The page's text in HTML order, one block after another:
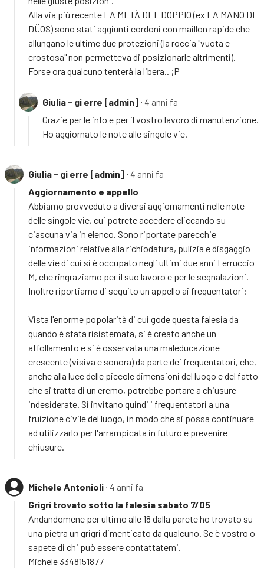
Alla via più recente LA METÀ DEL DOPPIO (ex LA MANO DE
DÜOS) sono stati aggiunti cordoni con maillon rapide che
allungano le ultime due protezioni (la roccia "vuota e
crostosa" non permetteva di posizionarle altrimenti).
Forse ora qualcuno tenterà la libera.. ;P
Giulia - gi erre [admin] ∙ 4 anni fa
Grazie per le info e per il vostro lavoro di manutenzione.
Ho aggiornato le note alle singole vie.
Giulia - gi erre [admin] ∙ 4 anni fa
Aggiornamento e appello
Abbiamo provveduto a diversi aggiornamenti nelle note
delle singole vie, cui potrete accedere cliccando su
ciascuna via in elenco. Sono riportate parecchie
informazioni relative alla richiodatura, pulizia e disgaggio
delle vie di cui si è occupato negli ultimi due anni Ferruccio
M, che ringraziamo per il suo lavoro e per le segnalazioni.
Inoltre riportiamo di seguito un appello ai frequentatori:
Vista l'enorme popolarità di cui gode questa falesia da
quando è stata risistemata, si è creato anche un
affollamento e si è osservata una maleducazione
crescente (visiva e sonora) da parte dei frequentatori, che,
anche alla luce delle piccole dimensioni del luogo e del fatto
che si tratta di un eremo, potrebbe portare a chiusure
indesiderate. Si invitano quindi i frequentatori a una
fruizione civile del luogo, in modo che si possa continuare
ad utilizzarlo per l'arrampicata in futuro e prevenire
chiusure.
Michele Antonioli ∙ 4 anni fa
Grigri trovato sotto la falesia sabato 7/05
Andandomene per ultimo alle 18 dalla parete ho trovato su
una pietra un grigri dimenticato da qualcuno. Se è vostro o
sapete di chi può essere contattatemi.
Michele 3348151877